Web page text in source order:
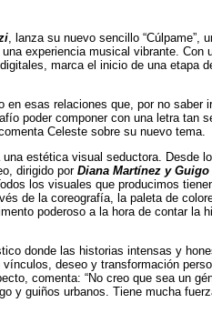
, lanza su nuevo sencillo “Cúlpame”,
experiencia musical vibrante. Con
marca el inicio de una etapa
esas relaciones que, por no saber
poder componer con una letra tan
Celeste sobre su nuevo tema.
estética visual seductora. Desde
dirigido por Diana Martínez y Guigo
los visuales que producimos
de la coreografía, la paleta de
poderoso a la hora de contar la
donde las historias intensas y
deseo y transformación
comenta: “No creo que sea un
y guiños urbanos. Tiene mucha